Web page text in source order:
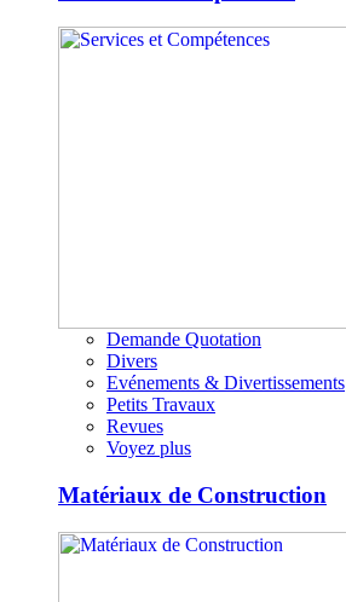
Demande Quotation
Divers
Evénements & Divertissements
Petits Travaux
Revues
Voyez plus
Matériaux de Construction